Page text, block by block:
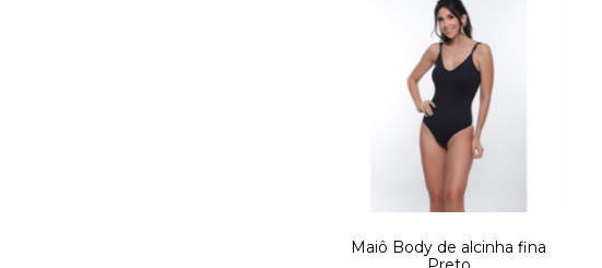
Maiô Body de alcinha fina